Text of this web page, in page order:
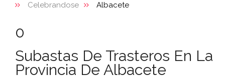
Celebrandose
Albacete
0
Subastas De Trasteros En La
Provincia De Albacete